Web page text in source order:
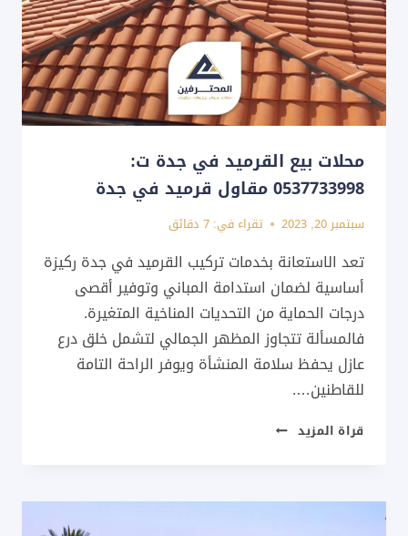
محلات بيع القرميد في جدة ت:
0537733998 مقاول قرميد في جدة
سبتمبر 20, 2023 تقراء في: دقائق
تعد الاستعانة بخدمات تركيب القرميد في جدة ركيزة
أساسية لضمان استدامة المباني وتوفير أقصى
درجات الحماية من التحديات المناخية المتغيرة.
فالمسألة تتجاوز المظهر الجمالي لتشمل خلق درع
عازل يحفظ سلامة المنشأة ويوفر الراحة التامة
للقاطنين….
قراة المزيد محلات